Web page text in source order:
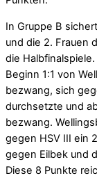
In Gruppe B
und die 2. Frauen
die
Beginn 1:1 von
bezwang, sich
durchsetzte und
bezwang.
gegen HSV III ein
gegen Eilbek und
Diese 8 Punkte